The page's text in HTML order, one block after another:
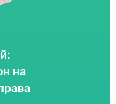
на